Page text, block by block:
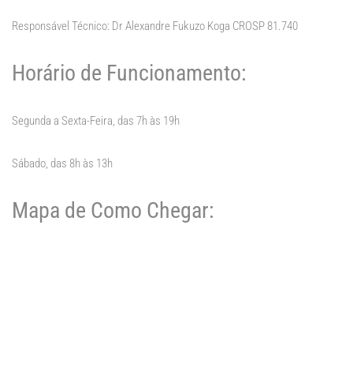
Responsável Técnico: Dr Alexandre Fukuzo Koga CROSP 81.740
Horário de Funcionamento:
Segunda a Sexta-Feira, das 7h às 19h
Sábado, das 8h às 13h
Mapa de Como Chegar: